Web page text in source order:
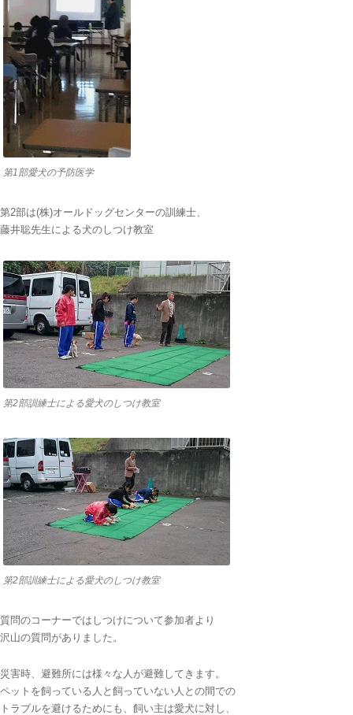
第1部愛犬の予防医学
第2部は(株)オールドッグセンターの訓練士、
藤井聡先生による犬のしつけ教室
第2部訓練士による愛犬のしつけ教室
第2部訓練士による愛犬のしつけ教室
質問のコーナーではしつけについて参加者より
沢山の質問がありました。
災害時、避難所には様々な人が避難してきます。
ペットを飼っている人と飼っていない人との間での
トラブルを避けるためにも、飼い主は愛犬に対し、